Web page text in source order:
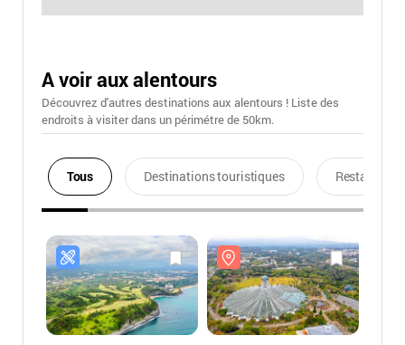
A voir aux alentours
Découvrez d'autres destinations aux alentours ! Liste des
endroits à visiter dans un périmétre de 50km.
Tous Destinations touristiques Restaurants